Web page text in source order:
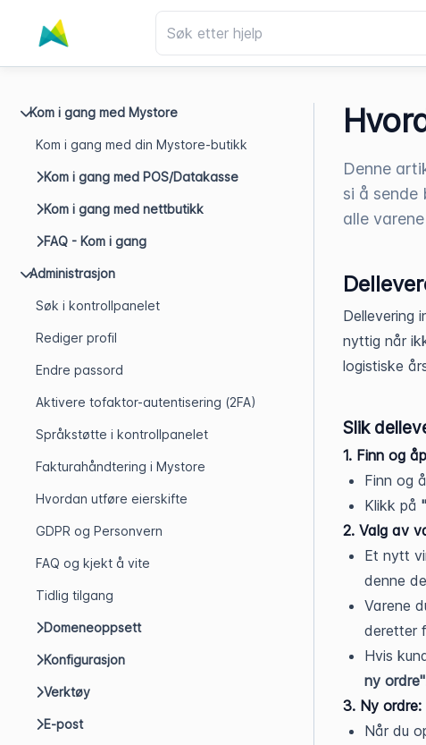
Kom i gang med Mystore
Kom i gang med din Mystore-butikk
Kom i gang med POS/Datakasse
Kom i gang med nettbutikk
FAQ - Kom i gang
Administrasjon
Søk i kontrollpanelet
Rediger profil
Endre passord
Aktivere tofaktor-autentisering (2FA)
Språkstøtte i kontrollpanelet
Fakturahåndtering i Mystore
Hvordan utføre eierskifte
GDPR og Personvern
FAQ og kjekt å vite
Tidlig tilgang
Domeneoppsett
Konfigurasjon
Verktøy
E-post
Denne
si å sende
alle
Dellevering
nyttig når
logistiske
Slik
1. Finn og
Finn og
Klikk på
2. Valg av
Et nytt
denne
Varene
deretter
Hvis
ny ordre"
3. Ny ordre:
Når du